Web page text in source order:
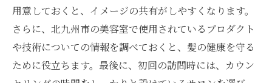
用意しておくと、イメージの共有がしやすくなります。
さらに、北九州市の美容室で使用されているプロダクト
や技術についての情報を調べておくと、髪の健康を守る
ために役立ちます。最後に、初回の訪問時には、カウン